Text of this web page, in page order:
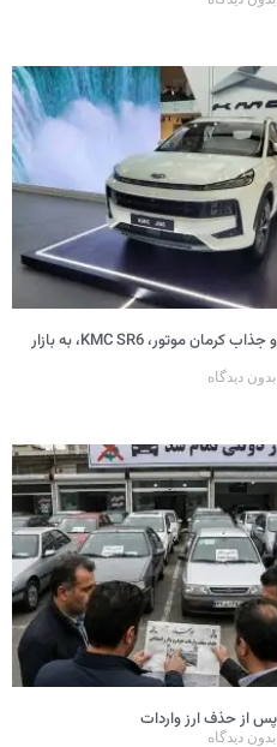
شاسی‌بلند جدید و جذاب کرمان موتور، KMC SR6، به بازار
بدون دیدگاه
پس از حذف ارز واردات
بدون دیدگاه